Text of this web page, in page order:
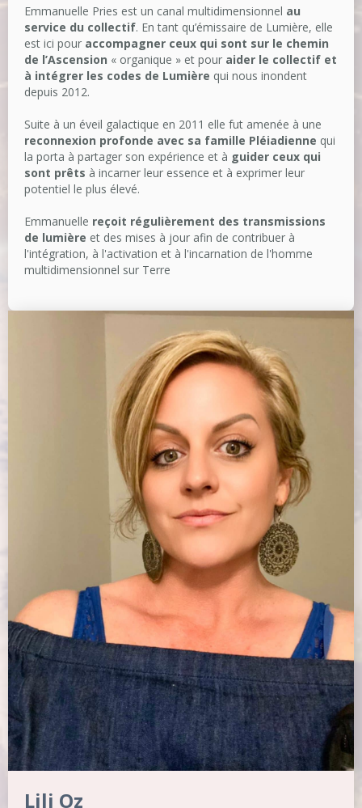
Emmanuelle Pries est un canal multidimensionnel au
service du collectif. En tant qu’émissaire de Lumière, elle
est ici pour accompagner ceux qui sont sur le chemin
de l’Ascension « organique » et pour aider le collectif et
à intégrer les codes de Lumière qui nous inondent
depuis 2012.
Suite à un éveil galactique en 2011 elle fut amenée à une
reconnexion profonde avec sa famille Pléiadienne qui
la porta à partager son expérience et à guider ceux qui
sont prêts à incarner leur essence et à exprimer leur
potentiel le plus élevé.
Emmanuelle reçoit régulièrement des transmissions
de lumière et des mises à jour afin de contribuer à
l'intégration, à l'activation et à l'incarnation de l'homme
multidimensionnel sur Terre
Lili Oz